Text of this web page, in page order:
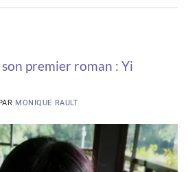
premier roman : Yi
MONIQUE RAULT